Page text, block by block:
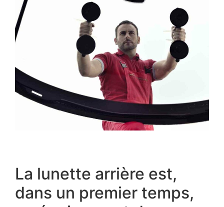
La lunette arrière est,
dans un premier temps,